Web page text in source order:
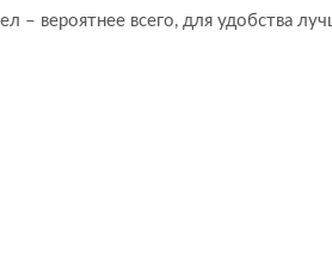
вероятнее всего, для удобства